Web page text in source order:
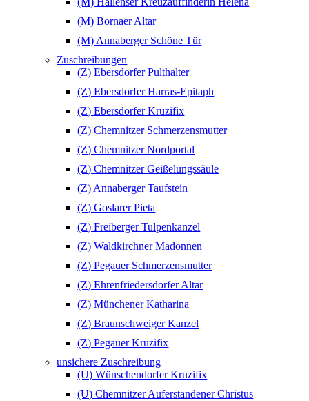
(M) Bornaer Altar
(M) Annaberger Schöne Tür
Zuschreibungen
(Z) Ebersdorfer Pulthalter
(Z) Ebersdorfer Harras-Epitaph
(Z) Ebersdorfer Kruzifix
(Z) Chemnitzer Schmerzensmutter
(Z) Chemnitzer Nordportal
(Z) Chemnitzer Geißelungssäule
(Z) Annaberger Taufstein
(Z) Goslarer Pieta
(Z) Freiberger Tulpenkanzel
(Z) Waldkirchner Madonnen
(Z) Pegauer Schmerzensmutter
(Z) Ehrenfriedersdorfer Altar
(Z) Münchener Katharina
(Z) Braunschweiger Kanzel
(Z) Pegauer Kruzifix
unsichere Zuschreibung
(U) Wünschendorfer Kruzifix
(U) Chemnitzer Auferstandener Christus